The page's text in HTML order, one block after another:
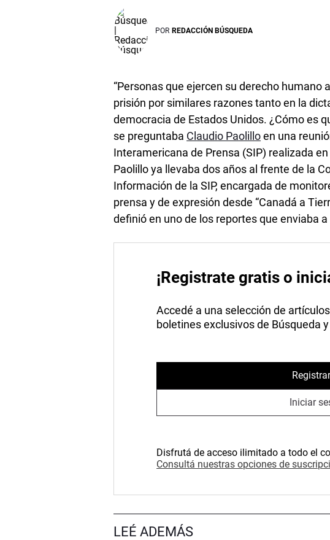
POR REDACCIÓN BÚSQUEDA
“Personas que ejercen su derecho humano
prisión por similares razones tanto en la
democracia de Estados Unidos. ¿Cómo es
se preguntaba Claudio Paolilloen una
Interamericana de Prensa (SIP) realizada
Paolillo ya llevaba dos años al frente de la
Información de la SIP, encargada de
prensa y de expresión desde “Canadá a
definió en uno de los reportes que enviaba
¡Registrate gratis o
Accedé a una selección de
boletines exclusivos de Búsqueda
Iniciar
Disfrutá de acceso ilimitado a todo el
Consultá nuestras opciones de
LEÉ ADEMÁS